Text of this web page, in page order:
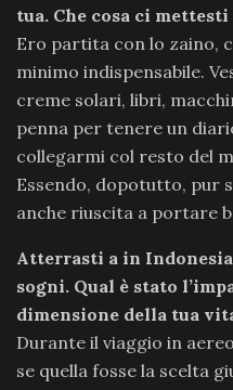
tua. Che cosa ci
Ero partita con lo zaino,
minimo indispensabile.
creme solari, libri,
penna per tenere un
collegarmi col resto del
Essendo, dopotutto, pur
anche riuscita a portare
Atterrasti a in
sogni. Qual è stato
dimensione della tua
Durante il viaggio in
se quella fosse la scelta